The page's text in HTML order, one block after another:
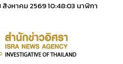
สิงหาคม 256910:48:05 นาฬิกา